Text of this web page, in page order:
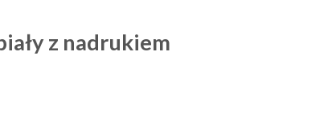
z nadrukiem